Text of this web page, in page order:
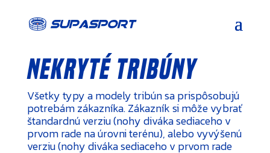
nekryté tribúny
Všetky typy a modely tribún sa prispôsobujú
potrebám zákazníka. Zákazník si môže vybrať
štandardnú verziu (nohy diváka sediaceho v
prvom rade na úrovni terénu), alebo vyvýšenú
verziu (nohy diváka sediaceho v prvom rade